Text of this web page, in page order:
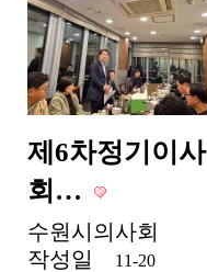
제6차정기이사
회…
수원시의사회
작성일
11-20